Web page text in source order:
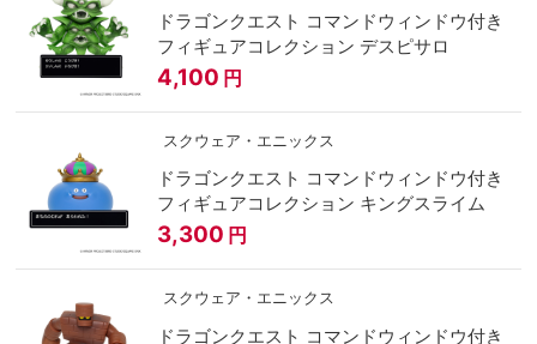
ドラゴンクエスト コマンドウィンドウ付き
フィギュアコレクション デスピサロ
4,100 円
スクウェア・エニックス
ドラゴンクエスト コマンドウィンドウ付き
フィギュアコレクション キングスライム
3,300 円
スクウェア・エニックス
ドラゴンクエスト コマンドウィンドウ付き